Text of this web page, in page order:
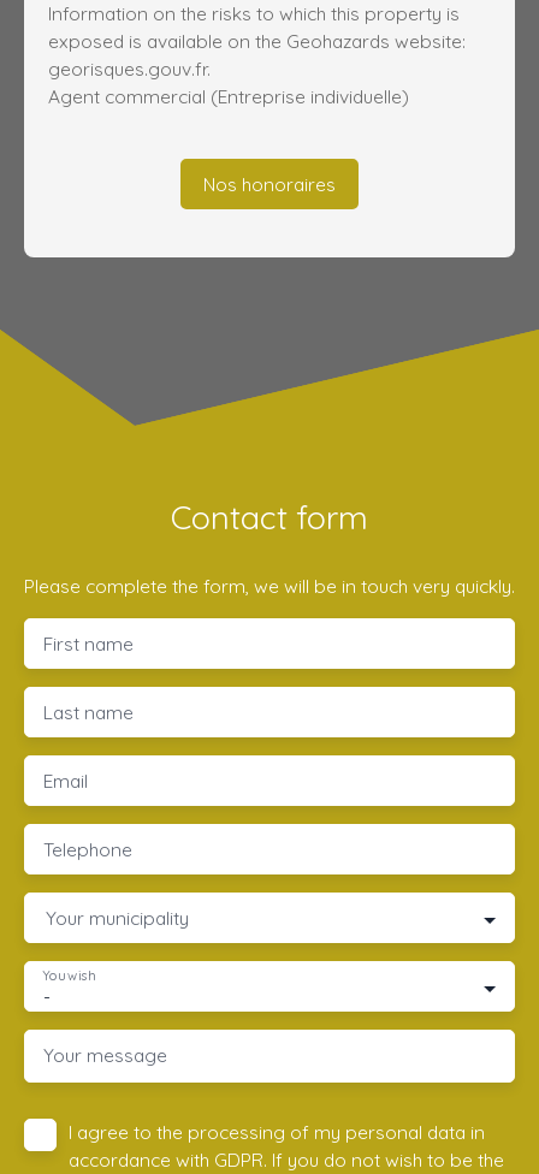
Information on the risks to which this property is
exposed is available on the Geohazards website:
georisques.gouv.fr.
Agent commercial (Entreprise individuelle)
Nos honoraires
Contact form
Please complete the form, we will be in touch very quickly.
First name
Last name
Email
Telephone
Your municipality
-
You wish
Your message
I agree to the processing of my personal data in
accordance with GDPR. If you do not wish to be the